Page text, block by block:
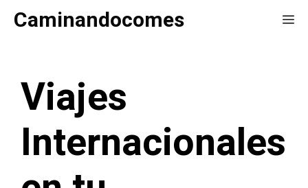
SaltarCaminandocomes
Viajes
Internacionales